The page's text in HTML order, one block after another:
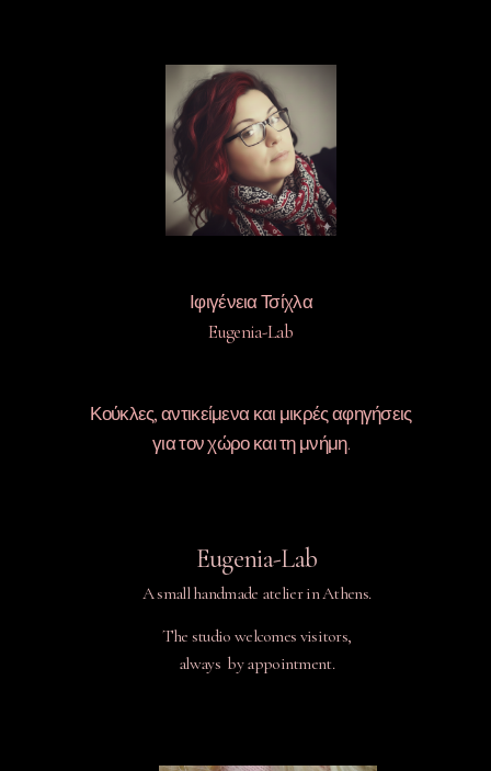
Ιφιγένεια Τσίχλα
Eugenia-Lab
Κούκλες, αντικείμενα και μικρές αφηγήσεις
για τον χώρο και τη μνήμη.
Eugenia-Lab
A small handmade atelier in Athens.
The studio welcomes visitors,
always by appointment.